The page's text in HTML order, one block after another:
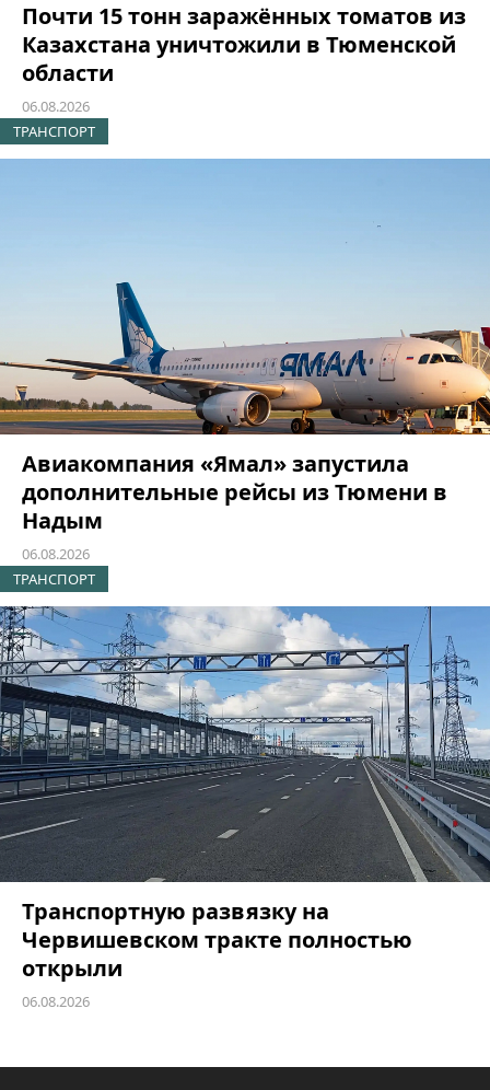
Почти 15 тонн заражённых томатов из
Казахстана уничтожили в Тюменской
области
06.08.2026
ТРАНСПОРТ
Авиакомпания «Ямал» запустила
дополнительные рейсы из Тюмени в
Надым
06.08.2026
ТРАНСПОРТ
Транспортную развязку на
Червишевском тракте полностью
открыли
06.08.2026